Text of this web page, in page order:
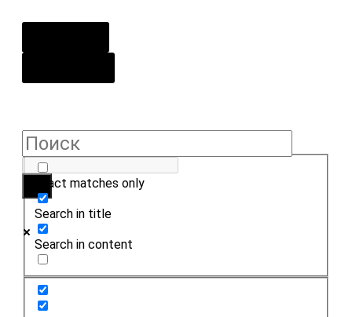
Exact matches only
Search in title
Search in content